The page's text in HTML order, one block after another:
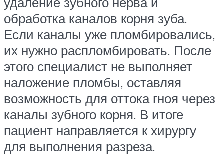
обработка каналов корня зуба.
Если каналы уже пломбировались,
их нужно распломбировать. После
этого специалист не выполняет
наложение пломбы, оставляя
возможность для оттока гноя через
каналы зубного корня. В итоге
пациент направляется к хирургу
для выполнения разреза.